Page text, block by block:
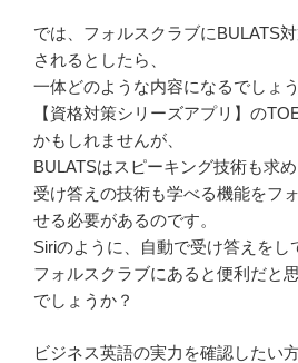
では、フォルスクラブにBULATS
されるとしたら、
一体どのような内容になるでしょ
【資格対策シリーズアプリ】の
かもしれませんが、
BULATSはスピーキング技術も求め
受け答えの技術も学べる機能をフ
せる必要があるのです。
Siriのように、自動で受け答えをし
フォルスクラブにあると便利だと
でしょうか？
ビジネス英語の実力を確認したい